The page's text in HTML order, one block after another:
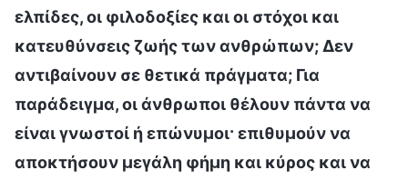
ελπίδες, οι φιλοδοξίες και οι στόχοι και
κατευθύνσεις ζωής των ανθρώπων; Δεν
αντιβαίνουν σε θετικά πράγματα; Για
παράδειγμα, οι άνθρωποι θέλουν πάντα να
είναι γνωστοί ή επώνυμοι· επιθυμούν να
αποκτήσουν μεγάλη φήμη και κύρος και να